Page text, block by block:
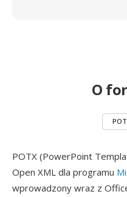
O
POTX (PowerPoint
Open XML dla programu
wprowadzony wraz z